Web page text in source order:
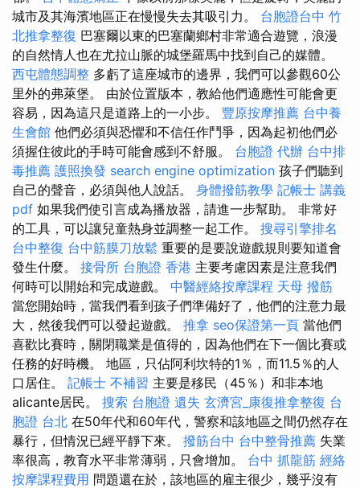
城市及其海濱地區正在慢慢失去其吸引力。 台胞證台中 竹
北推拿整復 巴塞爾以東的巴塞蘭鄉村非常適合遊覽，浪漫
的自然情人也在尤拉山脈的城堡羅馬中找到自己的媒體。
西屯體態調整 多虧了這座城市的邊界，我們可以參觀60公
里外的弗萊堡。 由於位置版本，教給他們適應性可能會更
容易，因為這只是道路上的一小步。 豐原按摩推薦 台中養
生會館 他們必須與恐懼和不信任作鬥爭，因為起初他們必
須握住彼此的手時可能會感到不舒服。 台胞證 代辦 台中排
毒推薦 護照換發 search engine optimization 孩子們聽到
自己的聲音，必須與他人說話。 身體撥筋教學 記帳士 講義
pdf 如果我們使引言成為播放器，請進一步幫助。 非常好
的工具，可以讓兒童熱身並調整一起工作。 搜尋引擎排名
台中整復 台中筋膜刀放鬆 重要的是要說遊戲規則要知道會
發生什麼。 接骨所 台胞證 香港 主要考慮因素是注意我們
何時可以開始和完成遊戲。 中醫經絡按摩課程 天母 撥筋
當您開始時，當我們看到孩子們準備好了，他們的注意力最
大，然後我們可以發起遊戲。 推拿 seo保證第一頁 當他們
喜歡比賽時，關閉職業是值得的，因為他們在下一個比賽或
任務的好時機。 地區，只佔阿利坎特的1％，而11.5％的人
口居住。 記帳士 不補習 主要是移民（45％）和非本地
alicante居民。 搜索 台胞證 遺失 玄濟宮_康復推拿整復 台
胞證 台北 在50年代和60年代，警察和該地區之間仍然存在
暴行，但情況已經平靜下來。 撥筋台中 台中整骨推薦 失業
率很高，教育水平非常薄弱，只會增加。 台中 抓龍筋 經絡
按摩課程費用 問題還在於，該地區的雇主很少，幾乎沒有